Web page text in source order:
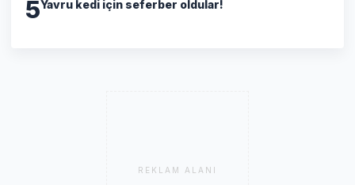
5Yavru kedi için seferber oldular!
REKLAM ALANI